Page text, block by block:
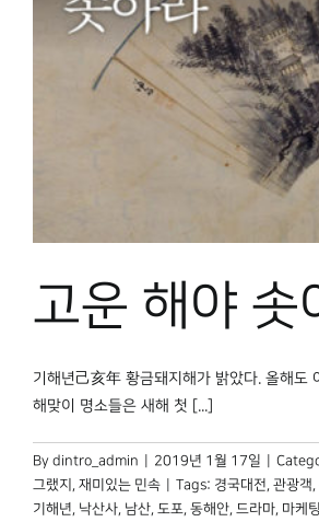
고운 해야 솟
기해년己亥年 황금돼지해가 밝았다. 올해도
해맞이 명소들은 새해 첫 [...]
By dintro_admin 2019년 1월 17일
그랬지 , 재미있는 민속 Tags: 경국대전, 관광객,
기해년, 낙산사, 남산, 도포, 동해안, 드라마, 마케팅